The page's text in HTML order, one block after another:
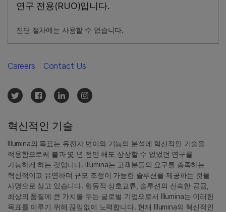
연구 전용(RUO)입니다.
진단 절차에는 사용할 수 없습니다.
혁신적인 기술
Illumina의 목표는 유전자 변이와 기능의 분석에 혁신적인 기술을
적용함으로써 불과 몇 년 전만 해도 상상할 수 없었던 연구를
가능하게 하는 것입니다. Illumina는 고객분들의 요구를 충족하는
혁신적이고 유연하며 규모 조정이 가능한 솔루션을 제공하는 것을
사명으로 삼고 있습니다. 협동적 상호교류, 솔루션의 신속한 공급,
최상의 품질에 큰 가치를 두는 글로벌 기업으로서 Illumina는 이러한
목표를 이루기 위해 끊임없이 노력합니다. 현재 Illumina의 혁신적인
Careers Contact Us